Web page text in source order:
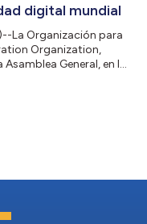
digital mundial
)--La Organización para
Organization,
General, en la
de la IA. Convocada los
del Estado de